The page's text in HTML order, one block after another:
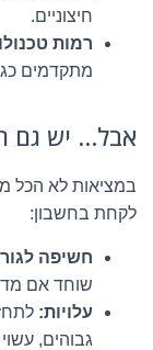
חיצוניים.
רמות
מתקדמים
אבל… יש גם
במציאות לא הכל
לקחת בחשבון:
חשיפה
שוחד אם מד
עלויות:
גבוהים,